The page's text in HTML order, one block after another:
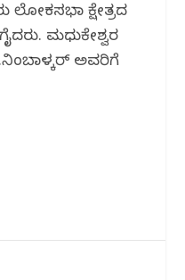
ಲೋಕಸಭಾ ಕ್ಷೇತ್ರದ
ಮಧುಕೇಶ್ವರ
ಅವರಿಗೆ